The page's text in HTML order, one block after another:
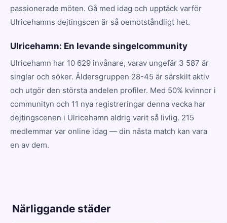
passionerade möten. Gå med idag och upptäck varför
Ulricehamns dejtingscen är så oemotståndligt het.
Ulricehamn: En levande singelcommunity
Ulricehamn har 10 629 invånare, varav ungefär 3 587 är
singlar och söker. Åldersgruppen 28-45 är särskilt aktiv
och utgör den största andelen profiler. Med 50% kvinnor i
communityn och 11 nya registreringar denna vecka har
dejtingscenen i Ulricehamn aldrig varit så livlig. 215
medlemmar var online idag — din nästa match kan vara
en av dem.
Närliggande städer